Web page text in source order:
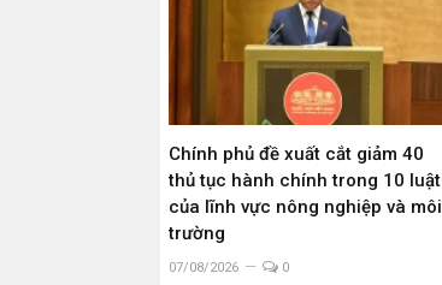
Chính phủ đề xuất cắt giảm 40
thủ tục hành chính trong 10 luật
của lĩnh vực nông nghiệp và môi
trường
07/08/2026 0